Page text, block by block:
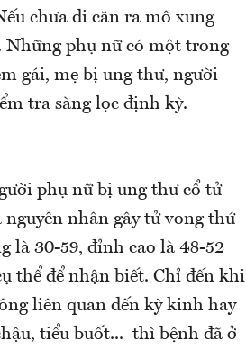
chưa di căn ra mô xung
Những phụ nữ có một trong
gái, mẹ bị ung thư, người
tra sàng lọc định kỳ.
phụ nữ bị ung thư cổ tử
nhân gây tử vong thứ
là 30-59, đỉnh cao là 48-52
thể để nhận biết. Chỉ đến khi
liên quan đến kỳ kinh hay
tiểu buốt... thì bệnh đã ở